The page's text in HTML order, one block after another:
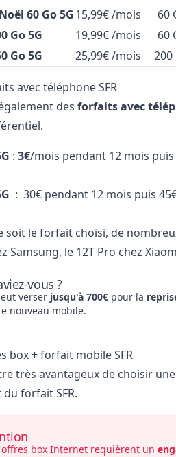
60 Go 5G15,99€ /mois
60
Go 5G
19,99€ /mois
60
Go 5G
25,99€ /mois 200
avec téléphone SFR
des forfaits avec
: 3€/mois pendant 12 mois puis
: 30€ pendant 12 mois puis
soit le forfait choisi, de
Samsung, le 12T Pro chez
vous ?
verserjusqu'à 700€pour la
nouveau mobile.
box + forfait mobile SFR
très avantageux de choisir
forfait SFR.
offres box Internet requièrent un